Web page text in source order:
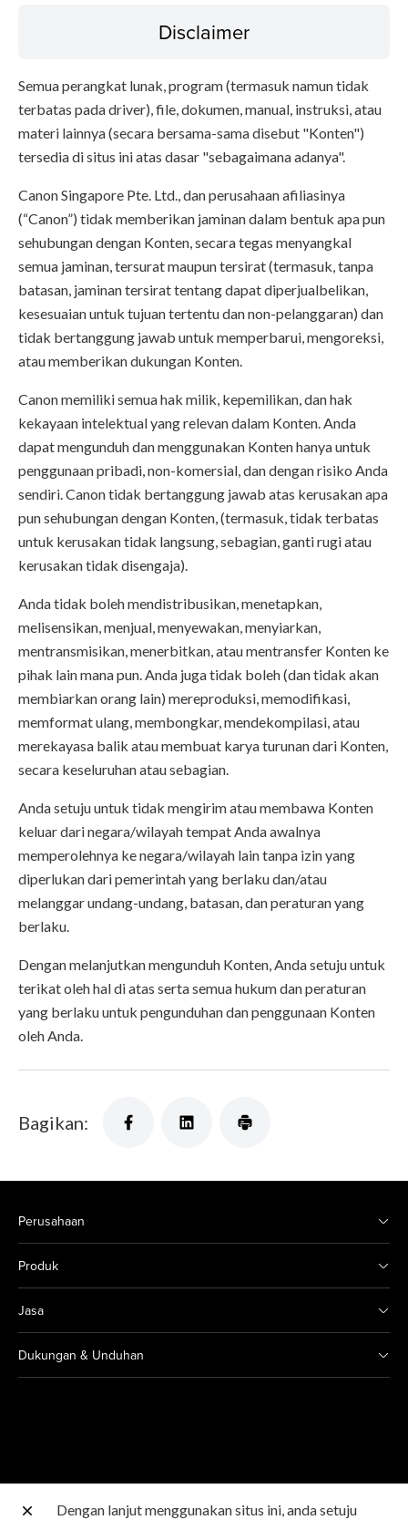
Disclaimer
Semua perangkat lunak, program (termasuk namun tidak
terbatas pada driver), file, dokumen, manual, instruksi, atau
materi lainnya (secara bersama-sama disebut "Konten")
tersedia di situs ini atas dasar "sebagaimana adanya".
Canon Singapore Pte. Ltd., dan perusahaan afiliasinya
(“Canon”) tidak memberikan jaminan dalam bentuk apa pun
sehubungan dengan Konten, secara tegas menyangkal
semua jaminan, tersurat maupun tersirat (termasuk, tanpa
batasan, jaminan tersirat tentang dapat diperjualbelikan,
kesesuaian untuk tujuan tertentu dan non-pelanggaran) dan
tidak bertanggung jawab untuk memperbarui, mengoreksi,
atau memberikan dukungan Konten.
Canon memiliki semua hak milik, kepemilikan, dan hak
kekayaan intelektual yang relevan dalam Konten. Anda
dapat mengunduh dan menggunakan Konten hanya untuk
penggunaan pribadi, non-komersial, dan dengan risiko Anda
sendiri. Canon tidak bertanggung jawab atas kerusakan apa
pun sehubungan dengan Konten, (termasuk, tidak terbatas
untuk kerusakan tidak langsung, sebagian, ganti rugi atau
kerusakan tidak disengaja).
Anda tidak boleh mendistribusikan, menetapkan,
melisensikan, menjual, menyewakan, menyiarkan,
mentransmisikan, menerbitkan, atau mentransfer Konten ke
pihak lain mana pun. Anda juga tidak boleh (dan tidak akan
membiarkan orang lain) mereproduksi, memodifikasi,
memformat ulang, membongkar, mendekompilasi, atau
merekayasa balik atau membuat karya turunan dari Konten,
secara keseluruhan atau sebagian.
Anda setuju untuk tidak mengirim atau membawa Konten
keluar dari negara/wilayah tempat Anda awalnya
memperolehnya ke negara/wilayah lain tanpa izin yang
diperlukan dari pemerintah yang berlaku dan/atau
melanggar undang-undang, batasan, dan peraturan yang
berlaku.
Dengan melanjutkan mengunduh Konten, Anda setuju untuk
terikat oleh hal di atas serta semua hukum dan peraturan
yang berlaku untuk pengunduhan dan penggunaan Konten
oleh Anda.
Bagikan:
Perusahaan
Produk
Jasa
Dukungan & Unduhan
Situs Canon lainnya
Dengan lanjut menggunakan situs ini, anda setuju